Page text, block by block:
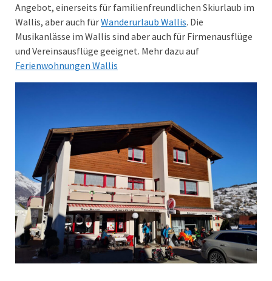
Angebot, einerseits für familienfreundlichen Skiurlaub im
Wallis, aber auch fürWanderurlaub Wallis. Die
Musikanlässe im Wallis sind aber auch für Firmenausflüge
und Vereinsausflüge geeignet. Mehr dazu auf
Ferienwohnungen Wallis